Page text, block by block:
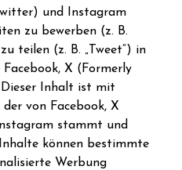
und Instagram
zu bewerben (z. B.
teilen (z. B. „Tweet“) in
X (Formerly
Inhalt ist mit
von Facebook, X
stammt und
können bestimmte
Werbung